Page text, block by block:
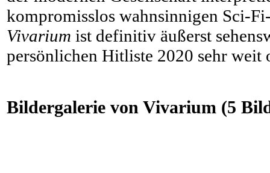
kompromisslos wahnsinnigen Sci-
Vivarium ist definitiv äußerst
persönlichen Hitliste 2020 sehr weit
Bildergalerie von Vivarium (5